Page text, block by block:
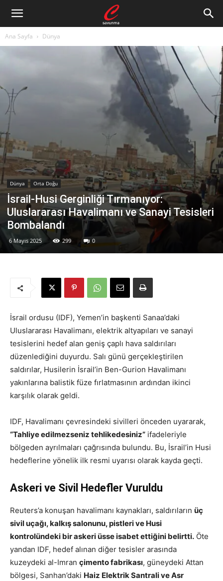
Ana Sayfa Dünya
Dünya Orta Doğu
İsrail-Husi Gerginliği Tırmanıyor:
Uluslararası Havalimanı ve Sanayi Tesisleri
Bombalandı
6 Mayıs 2025 299 0
İsrail ordusu (IDF), Yemen’in başkenti Sanaa’daki
Uluslararası Havalimanı, elektrik altyapıları ve sanayi
tesislerini hedef alan geniş çaplı hava saldırıları
düzenlediğini duyurdu. Salı günü gerçekleştirilen
saldırılar, Husilerin İsrail’in Ben-Gurion Havalimanı
yakınlarına balistik füze fırlatmasının ardından ikinci
karşılık olarak geldi.
IDF, Havalimanı çevresindeki sivilleri önceden uyararak,
“Tahliye edilmezseniz tehlikedesiniz” ifadeleriyle
bölgeden ayrılmaları çağrısında bulundu. Bu, İsrail’in Husi
hedeflerine yönelik ilk resmi uyarısı olarak kayda geçti.
Askeri ve Sivil Hedefler Vuruldu
Reuters’a konuşan havalimanı kaynakları, saldırıların üç
sivil uçağı, kalkış salonunu, pistleri ve Husi
kontrolündeki bir askeri üsse isabet ettiğini belirtti. Öte
yandan IDF, hedef alınan diğer tesisler arasında
kuzeydeki al-Imran çimento fabrikası, güneydeki Attan
bölgesi, Sanhan’daki Haiz Elektrik Santrali ve Asr